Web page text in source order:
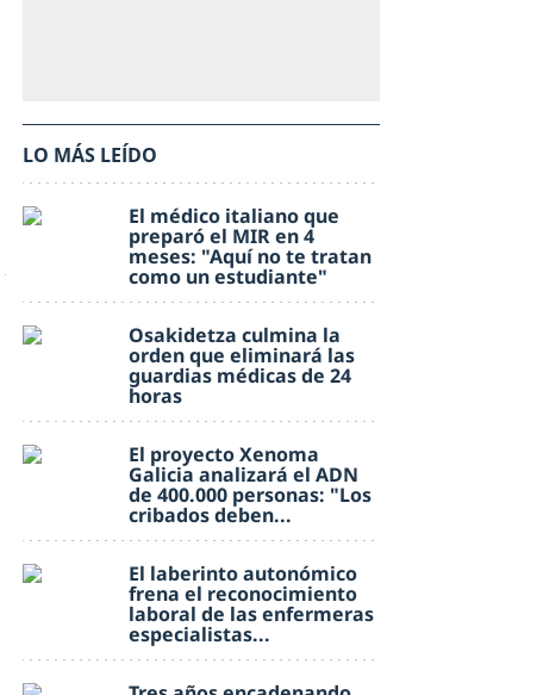
LO MÁS LEÍDO
El médico italiano que
preparó el MIR en 4
meses: "Aquí no te tratan
como un estudiante"
Osakidetza culmina la
orden que eliminará las
guardias médicas de 24
horas
El proyecto Xenoma
Galicia analizará el ADN
de 400.000 personas: "Los
cribados deben...
El laberinto autonómico
frena el reconocimiento
laboral de las enfermeras
especialistas...